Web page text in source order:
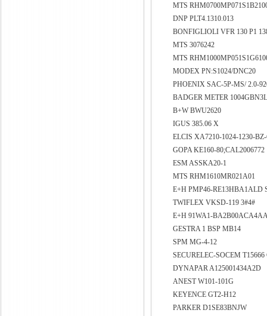
MTS
DNP PLT4.1310.013
BONFIGLIOLI VFR 130 P1
MTS 3076242
MTS
MODEX PN:S1024/DNC20
PHOENIX SAC-5P-MS/ 2.0-
BADGER METER
B+W BWU2620
IGUS 385.06 X
ELCIS XA7210-1024-1230-
GOPA KE160-80;CAL2006772
ESM ASSKA20-1
MTS RHM1610MR021A01
E+H PMP46-RE13HBA1ALD
TWIFLEX VKSD-119 3#4#
E+H 91WA1-
GESTRA 1 BSP MB14
SPM MG-4-12
SECURELEC-SOCEM
DYNAPAR A125001434A2D
ANEST W101-101G
KEYENCE GT2-H12
PARKER D1SE83BNJW